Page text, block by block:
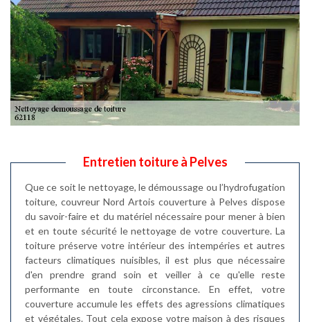
Entretien toiture à Pelves
Que ce soit le nettoyage, le démoussage ou l’hydrofugation
toiture, couvreur Nord Artois couverture à Pelves dispose
du savoir-faire et du matériel nécessaire pour mener à bien
et en toute sécurité le nettoyage de votre couverture. La
toiture préserve votre intérieur des intempéries et autres
facteurs climatiques nuisibles, il est plus que nécessaire
d'en prendre grand soin et veiller à ce qu'elle reste
performante en toute circonstance. En effet, votre
couverture accumule les effets des agressions climatiques
et végétales. Tout cela expose votre maison à des risques